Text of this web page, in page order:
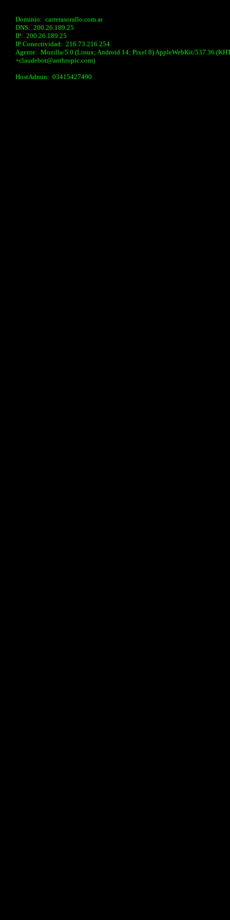
Dominio: carrerasorallo.com.ar
DNS: 200.26.189.25
IP: 200.26.189.25
IP Conectividad: 216.73.216.254
Agente: Mozilla/5.0 (Linux; Android 14; Pixel 8) AppleWebKit/537.36
+claudebot@anthropic.com)
HostAdmin: 03415427490